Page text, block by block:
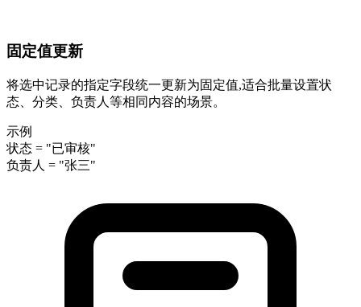
固定值更新
将选中记录的指定字段统一更新为固定值,适合批量设置状
态、分类、负责人等相同内容的场景。
示例
状态 = "已审核"
负责人 = "张三"